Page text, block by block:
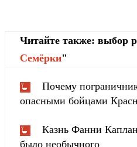
Читайте также: выбор
Cемёрки"
Почему
опасными бойцами
Казнь Фанни
было необычного